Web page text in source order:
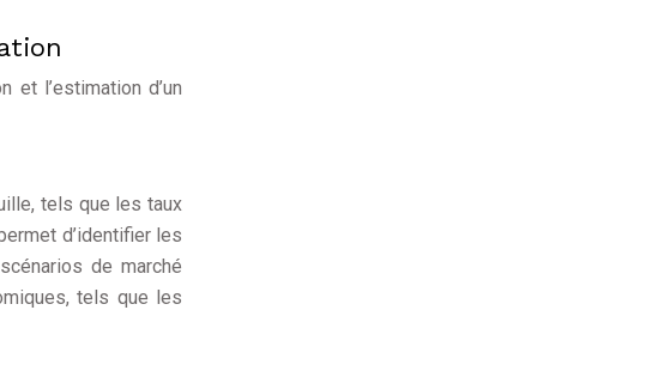
l’estimation d’un
tels que les taux
d’identifier les
de marché
tels que les